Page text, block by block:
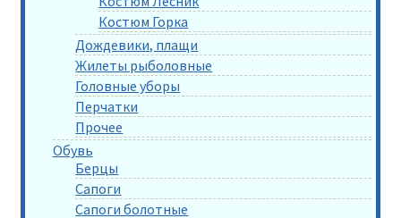
Костюм Горка
Дождевики, плащи
Жилеты рыболовные
Головные уборы
Перчатки
Прочее
Обувь
Берцы
Сапоги
Сапоги болотные